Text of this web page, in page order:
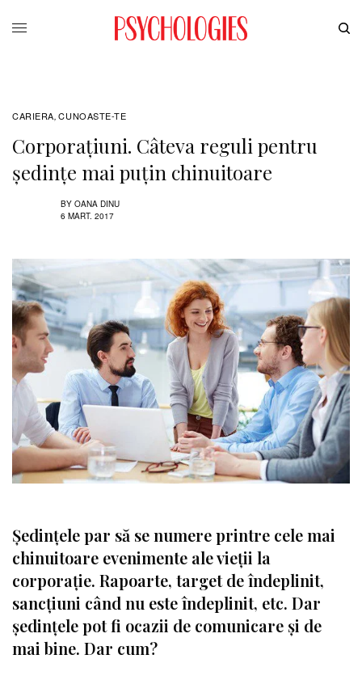
CARIERA, CUNOASTE-TE
Corporațiuni. Câteva reguli pentru
ședințe mai puțin chinuitoare
BY OANA DINU
6 MART. 2017
Ședințele par să se numere printre cele mai
chinuitoare evenimente ale vieții la
corporație. Rapoarte, target de îndeplinit,
sancțiuni când nu este îndeplinit, etc. Dar
ședințele pot fi ocazii de comunicare și de
mai bine. Dar cum?